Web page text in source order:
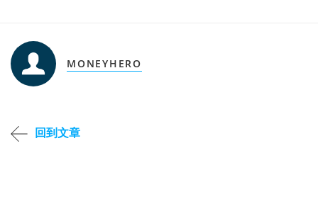
MONEYHERO
回到文章